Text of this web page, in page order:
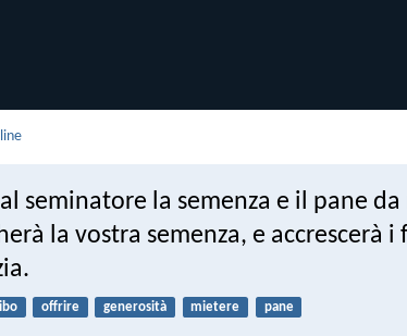
seminatore la semenza e il pane
la vostra semenza, e accrescerà i
offrire generosità mietere pane